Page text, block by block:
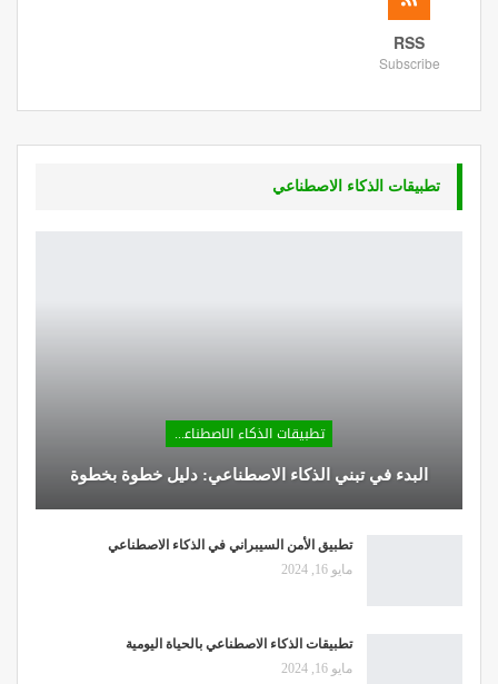
RSS
Subscribe
تطبيقات الذكاء الاصطناعي
تطبيقات الذكاء الاصطناعي
البدء في تبني الذكاء الاصطناعي: دليل خطوة بخطوة
تطبيق الأمن السيبراني في الذكاء الاصطناعي
مايو 16, 2024
تطبيقات الذكاء الاصطناعي بالحياة اليومية
مايو 16, 2024